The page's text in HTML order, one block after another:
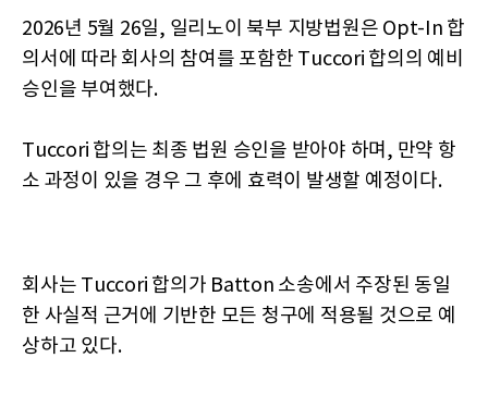
2026년 5월 26일, 일리노이 북부 지방법원은 Opt-In 합
의서에 따라 회사의 참여를 포함한 Tuccori 합의의 예비
승인을 부여했다.
Tuccori 합의는 최종 법원 승인을 받아야 하며, 만약 항
소 과정이 있을 경우 그 후에 효력이 발생할 예정이다.
회사는 Tuccori 합의가 Batton 소송에서 주장된 동일
한 사실적 근거에 기반한 모든 청구에 적용될 것으로 예
상하고 있다.